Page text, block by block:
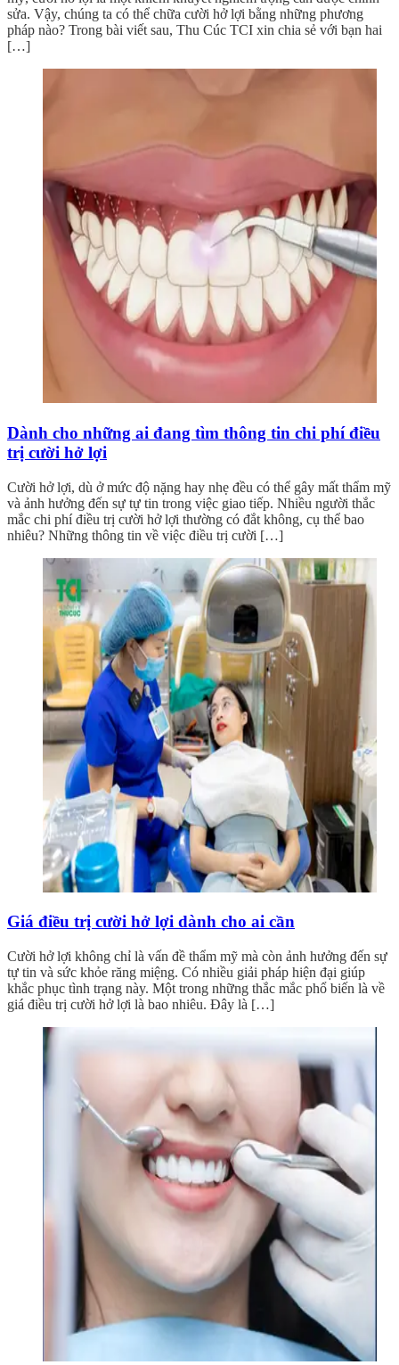
sửa. Vậy, chúng ta có thể chữa cười hở lợi bằng những phương
pháp nào? Trong bài viết sau, Thu Cúc TCI xin chia sẻ với bạn hai
[…]
Dành cho những ai đang tìm thông tin chi phí điều
trị cười hở lợi
Cười hở lợi, dù ở mức độ nặng hay nhẹ đều có thể gây mất thẩm mỹ
và ảnh hưởng đến sự tự tin trong việc giao tiếp. Nhiều người thắc
mắc chi phí điều trị cười hở lợi thường có đắt không, cụ thể bao
nhiêu? Những thông tin về việc điều trị cười […]
Giá điều trị cười hở lợi dành cho ai cần
Cười hở lợi không chỉ là vấn đề thẩm mỹ mà còn ảnh hưởng đến sự
tự tin và sức khỏe răng miệng. Có nhiều giải pháp hiện đại giúp
khắc phục tình trạng này. Một trong những thắc mắc phổ biến là về
giá điều trị cười hở lợi là bao nhiêu. Đây là […]